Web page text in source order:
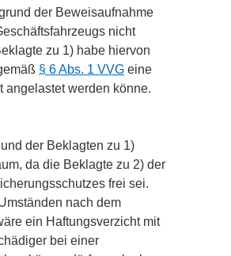
der Beweisaufnahme
nicht
zu 1) habe hiervon
§ 6 Abs. 1 VVG eine
angelastet werden könne.
der Beklagten zu 1)
da die Beklagte zu 2) der
frei sei.
nach dem
ein Haftungsverzicht mit
bei einer